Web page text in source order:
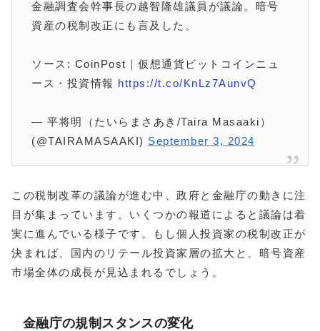
金融調査会幹事長の越智隆雄議員が議論。暗号
資産の税制改正にも言及した。
ソース: CoinPost｜仮想通貨ビットコインニュ
ース・投資情報 https://t.co/KnLz7AunvQ
— 平将明（たいらまさあき/Taira Masaaki）
(@TAIRAMASAAKI) September 3, 2024
この税制改革の議論が進む中、政府と金融庁の動きに注
目が集まっています。いくつかの報道によると議論は着
実に進んでいる様子です。もし個人投資家の税制改正が
決まれば、国内のリテール投資家層の拡大と、暗号資産
市場全体の成長が見込まれるでしょう。
金融庁の規制スタンスの変化